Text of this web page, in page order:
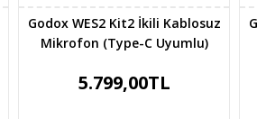
Godox WES2 Kit2 İkili Kablosuz
Mikrofon (Type-C Uyumlu)
5.799,00TL